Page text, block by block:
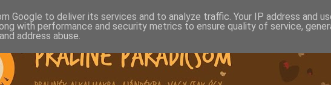
Google to deliver its services and to analyze traffic. Your IP address and
with performance and security metrics to ensure quality of service,
address abuse.